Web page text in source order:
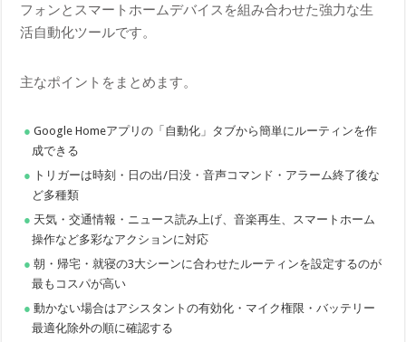
フォンとスマートホームデバイスを組み合わせた強力な生
活自動化ツールです。
主なポイントをまとめます。
Google Homeアプリの「自動化」タブから簡単にルーティンを作
成できる
トリガーは時刻・日の出/日没・音声コマンド・アラーム終了後な
ど多種類
天気・交通情報・ニュース読み上げ、音楽再生、スマートホーム
操作など多彩なアクションに対応
朝・帰宅・就寝の3大シーンに合わせたルーティンを設定するのが
最もコスパが高い
動かない場合はアシスタントの有効化・マイク権限・バッテリー
最適化除外の順に確認する